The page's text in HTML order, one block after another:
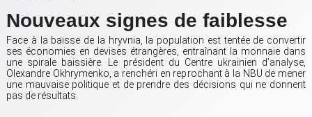
Nouveaux signes de faiblesse
Face à la baisse de la hryvnia, la population est tentée de convertir
ses économies en devises étrangères, entraînant la monnaie dans
une spirale baissière. Le président du Centre ukrainien d’analyse,
Olexandre Okhrymenko, a renchéri en reprochant à la NBU de mener
une mauvaise politique et de prendre des décisions qui ne donnent
pas de résultats.